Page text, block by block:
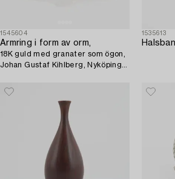
1545604
Armring i form av orm,
18K guld med granater som ögon,
Johan Gustaf Kihlberg, Nyköping
1535613